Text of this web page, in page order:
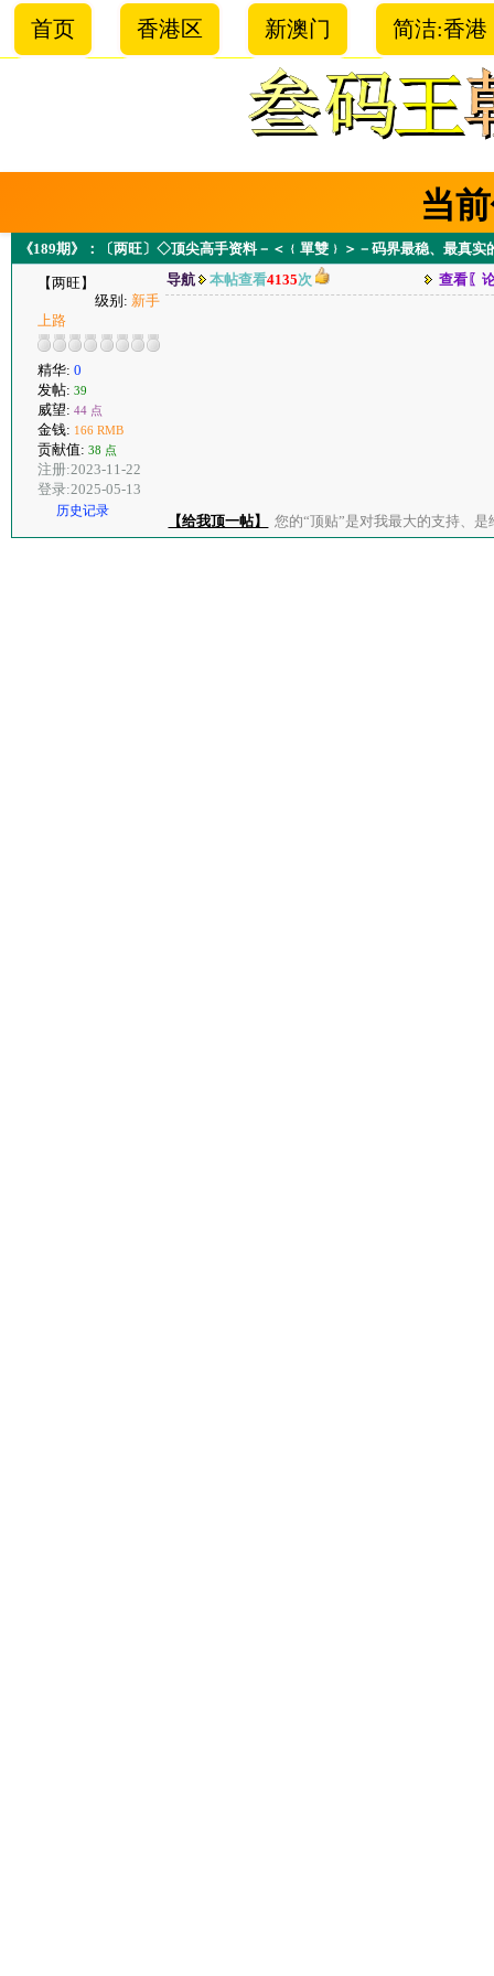
首页 香港区 新澳门 简洁:香港
当
《189期》：〔两旺〕◇顶尖高手资料－＜﹛單雙﹜＞－码界最稳、最真实
【两旺】
级别: 新手
上路
精华: 0
发帖: 39
威望: 44 点
金钱: 166 RMB
贡献值: 38 点
注册:2023-11-22
登录:2025-05-13
历史记录
导航 本帖查看4135次 查看〖
【给我顶一帖】 您的“顶贴”是对我最大的支持、